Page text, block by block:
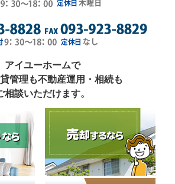
アイユーホームで
管理も不動産運用・相続も
相談いただけます。